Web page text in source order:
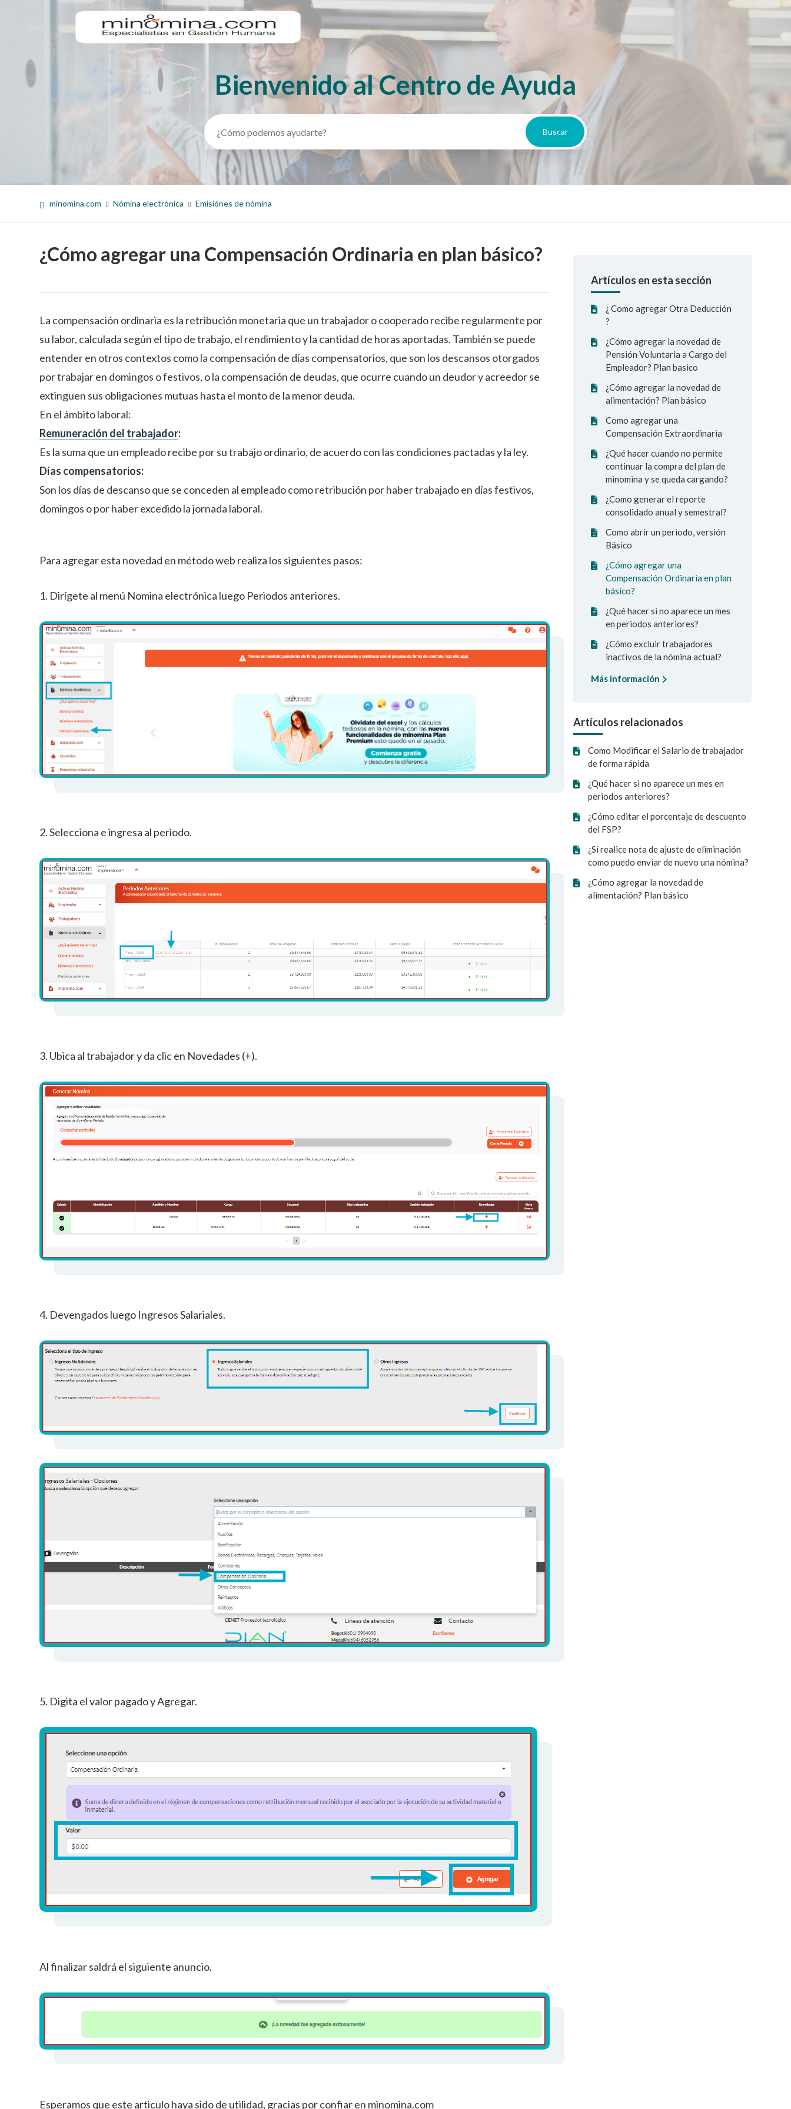
Búsqueda
Bienvenido al Centro de Ayuda
minomina.com Nómina electrónica Emisiónes de nómina
Artículos en esta sección
¿ Como agregar Otra Deducción
?
¿Cómo agregar la novedad de
Pensión Voluntaria a Cargo del
Empleador? Plan basico
¿Cómo agregar la novedad de
alimentación? Plan básico
Como agregar una
Compensación Extraordinaria
¿Qué hacer cuando no permite
continuar la compra del plan de
minomina y se queda cargando?
¿Como generar el reporte
consolidado anual y semestral?
Como abrir un periodo, versión
Básico
¿Cómo agregar una
Compensación Ordinaria en plan
básico?
¿Qué hacer si no aparece un mes
en periodos anteriores?
¿Cómo excluir trabajadores
inactivos de la nómina actual?
Más información
Artículos relacionados
Como Modificar el Salario de trabajador
de forma rápida
¿Qué hacer si no aparece un mes en
periodos anteriores?
¿Cómo editar el porcentaje de descuento
del FSP?
¿Si realice nota de ajuste de eliminación
como puedo enviar de nuevo una nómina?
¿Cómo agregar la novedad de
alimentación? Plan básico
¿Cómo agregar una Compensación Ordinaria en plan básico?
La compensación ordinaria es la retribución monetaria que un trabajador o cooperado recibe regularmente por
su labor, calculada según el tipo de trabajo, el rendimiento y la cantidad de horas aportadas. También se puede
entender en otros contextos como la compensación de días compensatorios, que son los descansos otorgados
por trabajar en domingos o festivos, o la compensación de deudas, que ocurre cuando un deudor y acreedor se
extinguen sus obligaciones mutuas hasta el monto de la menor deuda.
En el ámbito laboral:
Remuneración del trabajador:
Es la suma que un empleado recibe por su trabajo ordinario, de acuerdo con las condiciones pactadas y la ley.
Días compensatorios:
Son los días de descanso que se conceden al empleado como retribución por haber trabajado en días festivos,
domingos o por haber excedido la jornada laboral.
Para agregar esta novedad en método web realiza los siguientes pasos:
1. Dirígete al menú Nomina electrónica luego Periodos anteriores.
2. Selecciona e ingresa al periodo.
3. Ubica al trabajador y da clic en Novedades (+).
4. Devengados luego Ingresos Salariales.
5. Digita el valor pagado y Agregar.
Al finalizar saldrá el siguiente anuncio.
Esperamos que este articulo haya sido de utilidad, gracias por confiar en minomina.com